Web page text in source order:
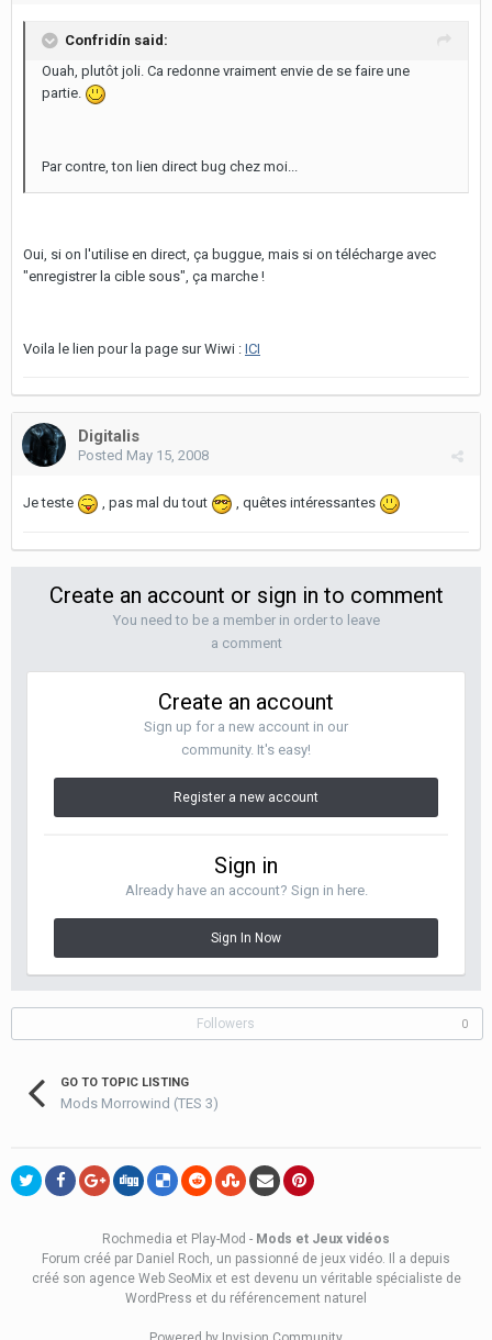
Confridín said:
Ouah, plutôt joli. Ca redonne vraiment envie de se faire une
partie.
Par contre, ton lien direct bug chez moi...
Oui, si on l'utilise en direct, ça buggue, mais si on télécharge avec
"enregistrer la cible sous", ça marche !
Voila le lien pour la page sur Wiwi : ICI
Digitalis
Posted May 15, 2008
Je teste , pas mal du tout , quêtes intéressantes
Create an account or sign in to comment
You need to be a member in order to leave
a comment
Create an account
Sign up for a new account in our
community. It's easy!
Register a new account
Sign in
Already have an account? Sign in here.
Sign In Now
Followers 0
GO TO TOPIC LISTING
Mods Morrowind (TES 3)
Rochmedia et Play-Mod - Mods et Jeux vidéos
Forum créé par Daniel Roch, un passionné de jeux vidéo. Il a depuis
créé son agence Web SeoMixet est devenu un véritable spécialiste de
WordPress et du référencement naturel